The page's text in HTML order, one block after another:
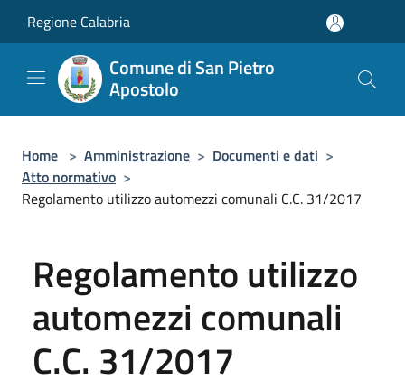
Regione Calabria
Comune di San Pietro
Apostolo
Home > Amministrazione > Documenti e dati >
Atto normativo >
Regolamento utilizzo automezzi comunali C.C. 31/2017
Regolamento utilizzo
automezzi comunali
C.C. 31/2017